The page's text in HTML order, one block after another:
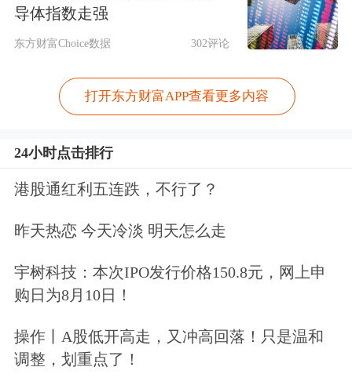
导体指数走强
东方财富Choice数据 302评论
打开东方财富APP查看更多内容
24小时点击排行
港股通红利五连跌，不行了？
昨天热恋 今天冷淡 明天怎么走
宇树科技：本次IPO发行价格150.8元，网上申
购日为8月10日！
操作丨A股低开高走，又冲高回落！只是温和
调整，划重点了！